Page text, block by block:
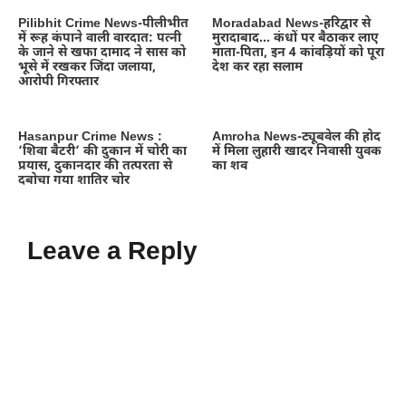
Pilibhit Crime News-पीलीभीत
में रूह कंपाने वाली वारदात: पत्नी
के जाने से खफा दामाद ने सास को
भूसे में रखकर जिंदा जलाया,
आरोपी गिरफ्तार
Moradabad News-हरिद्वार से
मुरादाबाद… कंधों पर बैठाकर लाए
माता-पिता, इन 4 कांवड़ियों को पूरा
देश कर रहा सलाम
Hasanpur Crime News :
‘शिवा बैटरी’ की दुकान में चोरी का
प्रयास, दुकानदार की तत्परता से
दबोचा गया शातिर चोर
Amroha News-ट्यूबवेल की होद
में मिला लुहारी खादर निवासी युवक
का शव
Leave a Reply